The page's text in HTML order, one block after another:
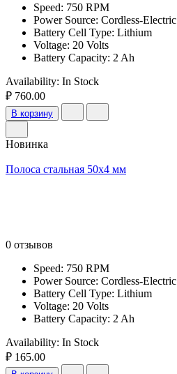
Speed: 750 RPM
Power Source: Cordless-Electric
Battery Cell Type: Lithium
Voltage: 20 Volts
Battery Capacity: 2 Ah
Availability: In Stock
₽ 760.00
В корзину
Новинка
Полоса стальная 50х4 мм
0 отзывов
Speed: 750 RPM
Power Source: Cordless-Electric
Battery Cell Type: Lithium
Voltage: 20 Volts
Battery Capacity: 2 Ah
Availability: In Stock
₽ 165.00